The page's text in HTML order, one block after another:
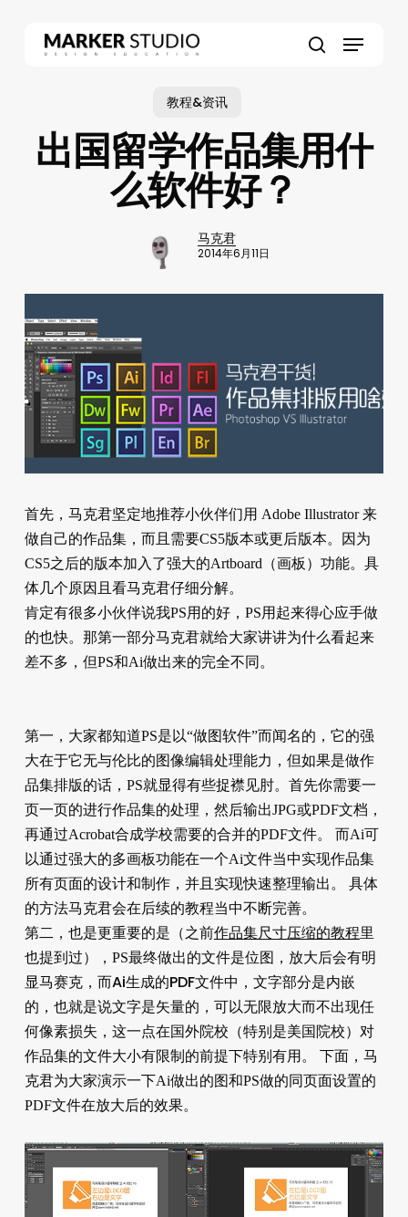
Menu
教程&资讯
出国留学作品集用什
么软件好？
马克君
2014年6月11日
首先，马克君坚定地推荐小伙伴们用 Adobe Illustrator 来
做自己的作品集，而且需要CS5版本或更后版本。因为
CS5之后的版本加入了强大的Artboard（画板）功能。具
体几个原因且看马克君仔细分解。
肯定有很多小伙伴说我PS用的好，PS用起来得心应手做
的也快。那第一部分马克君就给大家讲讲为什么看起来
差不多，但PS和Ai做出来的完全不同。
第一，大家都知道PS是以“做图软件”而闻名的，它的强
大在于它无与伦比的图像编辑处理能力，但如果是做作
品集排版的话，PS就显得有些捉襟见肘。首先你需要一
页一页的进行作品集的处理，然后输出JPG或PDF文档，
再通过Acrobat合成学校需要的合并的PDF文件。 而Ai可
以通过强大的多画板功能在一个Ai文件当中实现作品集
所有页面的设计和制作，并且实现快速整理输出。 具体
的方法马克君会在后续的教程当中不断完善。
第二，也是更重要的是（之前作品集尺寸压缩的教程里
也提到过），PS最终做出的文件是位图，放大后会有明
显马赛克， 而Ai生成的PDF文件中，文字部分是内嵌
的，也就是说文字是矢量的，可以无限放大而不出现任
何像素损失 ，这一点在国外院校（特别是美国院校）对
作品集的文件大小有限制的前提下特别有用。 下面，马
克君为大家演示一下Ai做出的图和PS做的同页面设置的
PDF文件在放大后的效果。